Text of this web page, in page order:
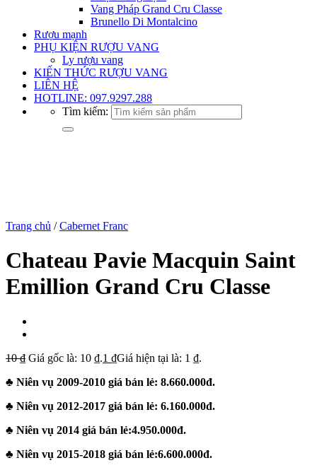
Vang Pháp Grand Cru Classe
Brunello Di Montalcino
Rượu mạnh
PHỤ KIỆN RƯỢU VANG
Ly rượu vang
KIẾN THỨC RƯỢU VANG
LIÊN HỆ
HOTLINE: 097.9297.288
Tìm kiếm:
Trang chủ / Cabernet Franc
Chateau Pavie Macquin Saint
Emillion Grand Cru Classe
10₫ Giá gốc là: 10 ₫.1 ₫Giá hiện tại là: 1 ₫.
♣ Niên vụ 2009-2010 giá bán lẻ: 8.660.000đ.
♣ Niên vụ 2012-2017 giá bán lẻ: 6.160.000đ.
♣ Niên vụ 2014 giá bán lẻ:4.950.000đ.
♣ Niên vụ 2015-2018 giá bán lẻ:6.600.000đ.